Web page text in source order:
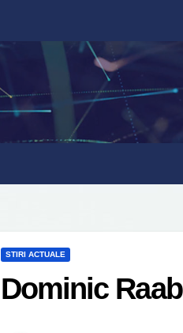
STIRI ACTUALE
Dominic Raab